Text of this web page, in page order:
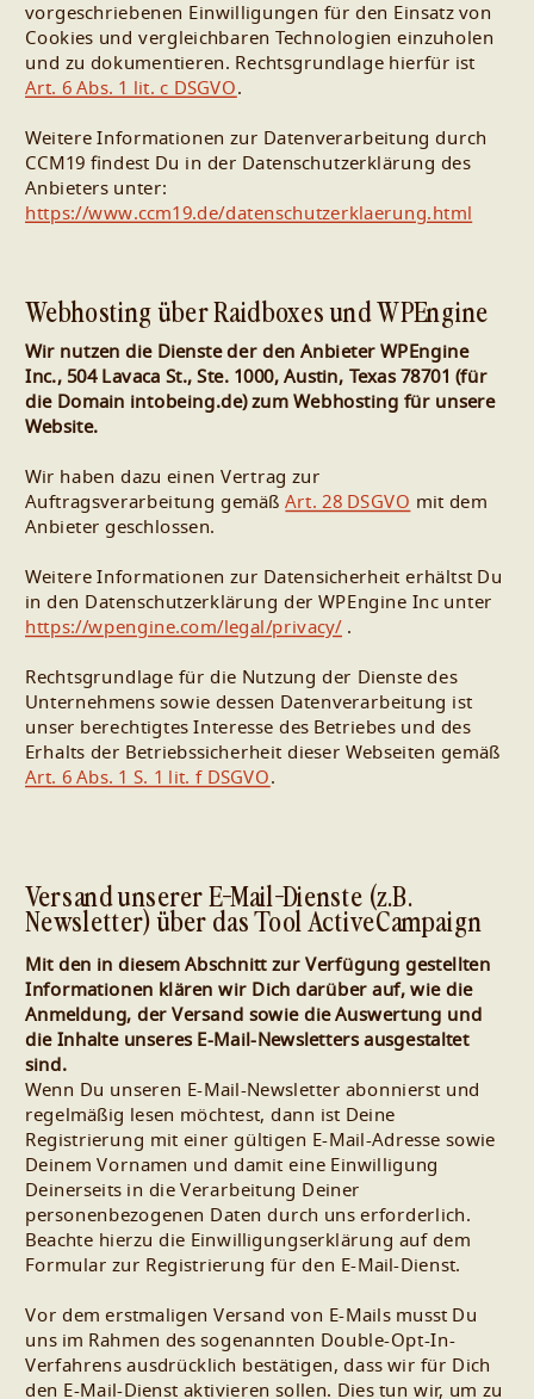
vorgeschriebenen Einwilligungen für den Einsatz von
Cookies und vergleichbaren Technologien einzuholen
und zu dokumentieren. Rechtsgrundlage hierfür ist
Art. 6 Abs. 1 lit. c DSGVO.
Weitere Informationen zur Datenverarbeitung durch
CCM19 findest Du in der Datenschutzerklärung des
Anbieters unter:
https://www.ccm19.de/datenschutzerklaerung.html
Webhosting über Raidboxes und WPEngine
Wir nutzen die Dienste der den Anbieter WPEngine
Inc., 504 Lavaca St., Ste. 1000, Austin, Texas 78701 (für
die Domain intobeing.de) zum Webhosting für unsere
Website.
Wir haben dazu einen Vertrag zur
Auftragsverarbeitung gemäßArt. 28 DSGVO mit dem
Anbieter geschlossen.
Weitere Informationen zur Datensicherheit erhältst Du
in den Datenschutzerklärung der WPEngine Inc unter
https://wpengine.com/legal/privacy/ .
Rechtsgrundlage für die Nutzung der Dienste des
Unternehmens sowie dessen Datenverarbeitung ist
unser berechtigtes Interesse des Betriebes und des
Erhalts der Betriebssicherheit dieser Webseiten gemäß
Art. 6 Abs. 1 S. 1 lit. f DSGVO.
Versand unserer E-Mail-Dienste (z.B.
Newsletter) über das Tool ActiveCampaign
Mit den in diesem Abschnitt zur Verfügung gestellten
Informationen klären wir Dich darüber auf, wie die
Anmeldung, der Versand sowie die Auswertung und
die Inhalte unseres E-Mail-Newsletters ausgestaltet
sind.
Wenn Du unseren E-Mail-Newsletter abonnierst und
regelmäßig lesen möchtest, dann ist Deine
Registrierung mit einer gültigen E-Mail-Adresse sowie
Deinem Vornamen und damit eine Einwilligung
Deinerseits in die Verarbeitung Deiner
personenbezogenen Daten durch uns erforderlich.
Beachte hierzu die Einwilligungserklärung auf dem
Formular zur Registrierung für den E-Mail-Dienst.
Vor dem erstmaligen Versand von E-Mails musst Du
uns im Rahmen des sogenannten Double-Opt-In-
Verfahrens ausdrücklich bestätigen, dass wir für Dich
den E-Mail-Dienst aktivieren sollen. Dies tun wir, um zu